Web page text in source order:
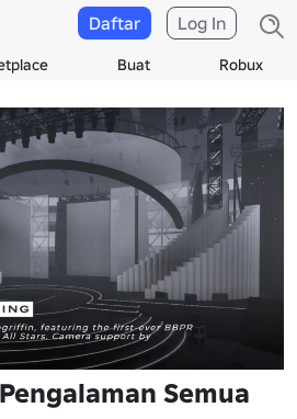
Buat Robux
Daftar Log In
Semua